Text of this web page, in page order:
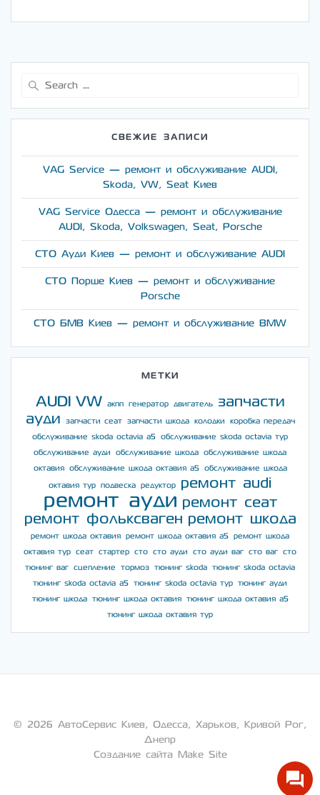
СВЕЖИЕ ЗАПИСИ
VAG Service — ремонт и обслуживание AUDI,
Skoda, VW, Seat Киев
VAG Service Одесса — ремонт и обслуживание
AUDI, Skoda, Volkswagen, Seat, Porsche
СТО Ауди Киев — ремонт и обслуживание AUDI
СТО Порше Киев — ремонт и обслуживание
Porsche
СТО БМВ Киев — ремонт и обслуживание BMW
МЕТКИ
AUDI VW акпп генератор двигатель
запчасти
ауди
запчасти сеат запчасти шкода колодки
коробка передач
обслуживание skoda octavia a5
обслуживание skoda octavia тур
обслуживание ауди
обслуживание шкода
обслуживание шкода
октавия
обслуживание шкода октавия а5 обслуживание шкода
октавия тур подвеска редуктор ремонт audi
ремонт ауди ремонт сеат
ремонт фольксваген ремонт шкода
ремонт шкода октавия ремонт шкода октавия а5
ремонт шкода
октавия тур
сеат стартер сто сто ауди сто ауди ваг сто ваг
сто
тюнинг ваг
сцепление тормоз тюнинг skoda
тюнинг skoda octavia
тюнинг skoda octavia a5
тюнинг skoda octavia тур
тюнинг ауди
тюнинг шкода
тюнинг шкода октавия
тюнинг шкода октавия а5
тюнинг шкода октавия тур
© 2026 АвтоСервис Киев, Одесса, Харьков, Кривой Рог,
Днепр
Создание сайта Make Site